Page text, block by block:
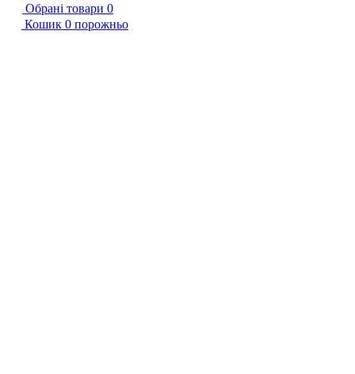
Обрані товари 0
Кошик 0 порожньо